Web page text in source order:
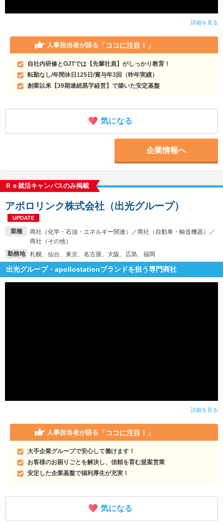
詳細を見る
人事担当者が語る 「ココに注目！」
自社内研修とOJTでは【先輩社員】がしっかり教育！
転勤なし/年間休日125日/賞与年3回（昨年実績）
創業以来【39期連続黒字経営】で築いた安定基盤
気になる
企業情報へ
Ｒｅ就活キャンパスのみ掲載
業種
商社（化学・石油・エネルギー関連）／商社（自動車・輸送機器）／
商社（その他）
勤務地
札幌、仙台、東京、名古屋、大阪、広島、福岡
アポロリンク株式会社（出光グループ）
UPDATE
出光グループ・apollostationブランドを担う専門商社
詳細を見る
人事担当者が語る 「ココに注目！」
大手企業グループで安心して働けます！
お客様のお困りごとを解決し、信頼を育む提案営業
安定した企業基盤で福利厚生が充実！
気になる